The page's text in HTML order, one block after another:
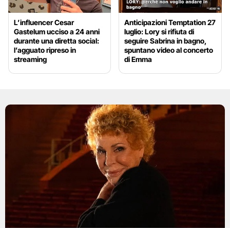
L’influencer Cesar
Gastelum ucciso a 24 anni
durante una diretta social:
l’agguato ripreso in
streaming
Anticipazioni Temptation 27
luglio: Lory si rifiuta di
seguire Sabrina in bagno,
spuntano video al concerto
di Emma